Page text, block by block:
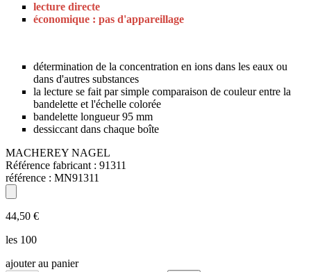
lecture directe
économique : pas d'appareillage
détermination de la concentration en ions dans les eaux ou
dans d'autres substances
la lecture se fait par simple comparaison de couleur entre la
bandelette et l'échelle colorée
bandelette longueur 95 mm
dessiccant dans chaque boîte
MACHEREY NAGEL
Référence fabricant : 91311
référence : MN91311
44,50 €
les 100
ajouter au panier